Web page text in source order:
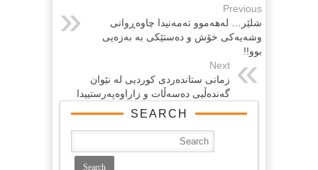
Previous
شلێر… لەهەموو تەمەنیدا چاوەڕوانى
وشەیەکى خۆش و دەستێکى بە بەزەیى
بوو!!
Next
زمانی ستانده‌ردی کوردیی له‌ نێوان
گه‌نده‌ڵیی ده‌سه‌ڵات و زاراوه‌په‌رستییدا
SEARCH